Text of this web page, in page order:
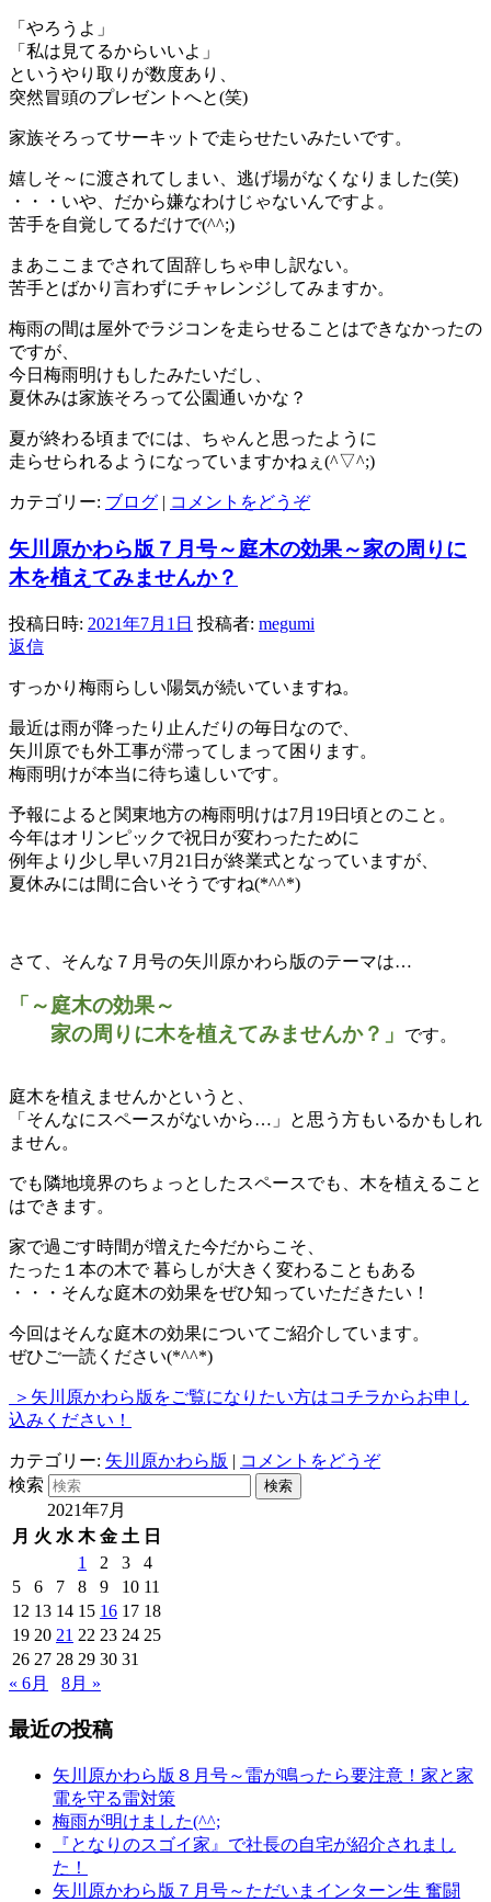
「やろうよ」
「私は見てるからいいよ」
というやり取りが数度あり、
突然冒頭のプレゼントへと(笑)
家族そろってサーキットで走らせたいみたいです。
嬉しそ～に渡されてしまい、逃げ場がなくなりました(笑)
・・・いや、だから嫌なわけじゃないんですよ。
苦手を自覚してるだけで(^^;)
まあここまでされて固辞しちゃ申し訳ない。
苦手とばかり言わずにチャレンジしてみますか。
梅雨の間は屋外でラジコンを走らせることはできなかったの
ですが、
今日梅雨明けもしたみたいだし、
夏休みは家族そろって公園通いかな？
夏が終わる頃までには、ちゃんと思ったように
走らせられるようになっていますかねぇ(^▽^;)
カテゴリー: ブログ | コメントをどうぞ
矢川原かわら版７月号～庭木の効果～家の周りに
木を植えてみませんか？
投稿日時: 2021年7月1日 投稿者: megumi
返信
すっかり梅雨らしい陽気が続いていますね。
最近は雨が降ったり止んだりの毎日なので、
矢川原でも外工事が滞ってしまって困ります。
梅雨明けが本当に待ち遠しいです。
予報によると関東地方の梅雨明けは7月19日頃とのこと。
今年はオリンピックで祝日が変わったために
例年より少し早い7月21日が終業式となっていますが、
夏休みには間に合いそうですね(*^^*)
さて、そんな７月号の矢川原かわら版のテーマは…
「～庭木の効果～
家の周りに木を植えてみませんか？」
です。
庭木を植えませんかというと、
「そんなにスペースがないから…」と思う方もいるかもしれ
ません。
でも隣地境界のちょっとしたスペースでも、木を植えること
はできます。
家で過ごす時間が増えた今だからこそ、
たった１本の木で 暮らしが大きく変わることもある
・・・そんな庭木の効果をぜひ知っていただきたい！
今回はそんな庭木の効果についてご紹介しています。
ぜひご一読ください(*^^*)
＞矢川原かわら版をご覧になりたい方はコチラからお申し
込みください！
カテゴリー: 矢川原かわら版 | コメントをどうぞ
検索
2021年7月
月 火 水 木 金 土 日
1
2 3
4
5
6 7 8 9 10 11
12 13 14 15 16 17 18
19 20 21 22 23 24 25
26 27 28 29 30 31
« 6月
8月 »
最近の投稿
矢川原かわら版８月号～雷が鳴ったら要注意！家と家
電を守る雷対策
梅雨が明けました(^^;
『となりのスゴイ家』で社長の自宅が紹介されまし
た！
矢川原かわら版７月号～ただいまインターン生 奮闘